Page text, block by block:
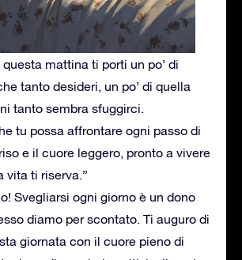
questa mattina ti porti un po’ di
tanto desideri, un po’ di quella
tanto sembra sfuggirci.
tu possa affrontare ogni passo di
e il cuore leggero, pronto a vivere
vita ti riserva.”
Svegliarsi ogni giorno è un dono
diamo per scontato. Ti auguro di
giornata con il cuore pieno di